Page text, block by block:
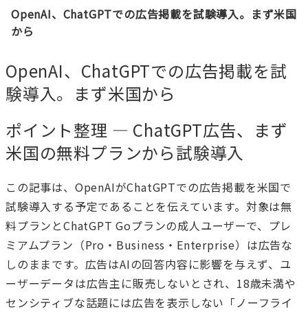
OpenAI、ChatGPTでの広告掲載を試験導入。まず米国
から
OpenAI、ChatGPTでの広告掲載を試
験導入。まず米国から
ポイント整理 — ChatGPT広告、まず
米国の無料プランから試験導入
この記事は、OpenAIがChatGPTでの広告掲載を米国で
試験導入する予定であることを伝えています。対象は無
料プランとChatGPT Goプランの成人ユーザーで、プレ
ミアムプラン（Pro・Business・Enterprise）は広告な
しのままです。広告はAIの回答内容に影響を与えず、ユ
ーザーデータは広告主に販売しないとされ、18歳未満や
センシティブな話題には広告を表示しない「ノーフライ